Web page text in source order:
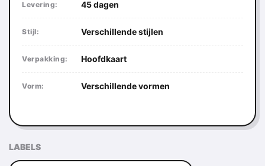
Levering: 45 dagen
Stijl: Verschillende stijlen
Verpakking: Hoofdkaart
Vorm: Verschillende vormen
LABELS